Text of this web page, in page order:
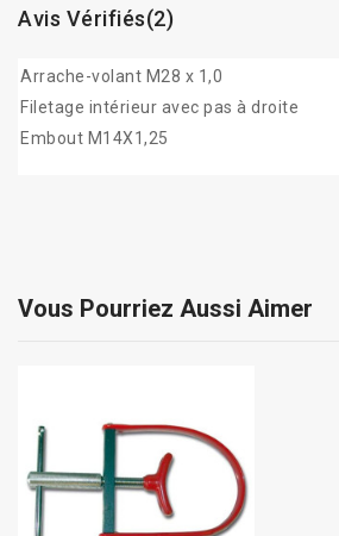
Avis Vérifiés(2)
Arrache-volant M28 x 1,0
Filetage intérieur avec pas à droite
Embout M14X1,25
Vous Pourriez Aussi Aimer